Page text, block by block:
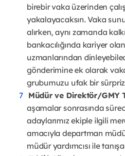
birebir vaka üzerinden
yakalayacaksın. Vaka
alırken, aynı zamanda
bankacılığında kariyer
uzmanlarından
gönderimine ek olarak
grubumuzu ufak bir
Müdür ve Direktör/GMY
aşamalar sonrasında
adaylarımız ekiple ilgili
amacıyla departman
müdür yardımcısı ile